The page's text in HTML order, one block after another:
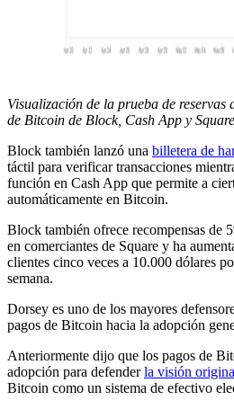
Visualización de la prueba de
de Bitcoin de Block, Cash App y
Block también lanzó una billetera de
táctil para verificar transacciones
función en Cash App que permite a
automáticamente en Bitcoin.
Block también ofrece recompensas de
en comerciantes de Square y ha
clientes cinco veces a 10.000 dólares
semana.
Dorsey es uno de los mayores
pagos de Bitcoin hacia la adopción
Anteriormente dijo que los pagos de
adopción para defenderla visión
Bitcoin como un sistema de efectivo